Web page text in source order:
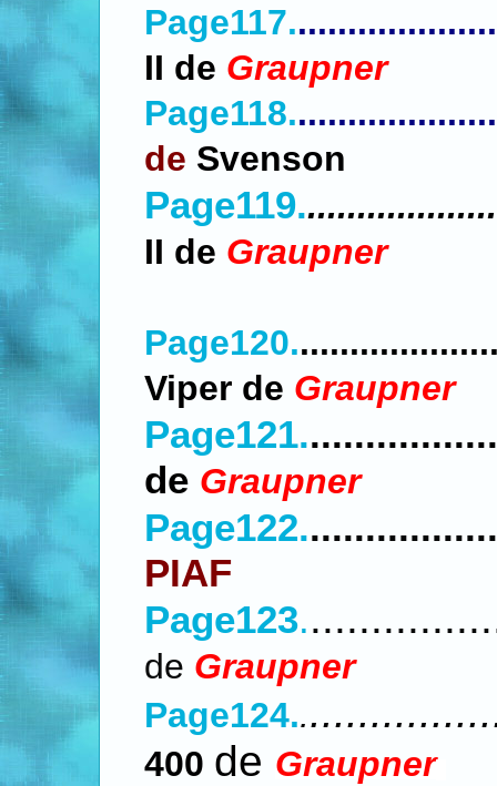
Page117.
II de Graupner
Page118.
de Svenson
Page119.
II de Graupner
Page120.
Viper de Graupner
Page121.
de Graupner
Page122.
PIAF
Page123.
de Graupner
Page124..
400 de Graupner